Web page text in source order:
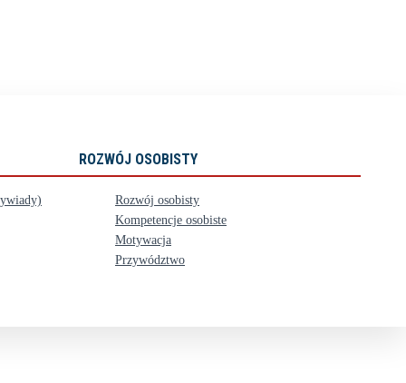
ROZWÓJ OSOBISTY
Rozwój osobisty
Kompetencje osobiste
Motywacja
Przywództwo